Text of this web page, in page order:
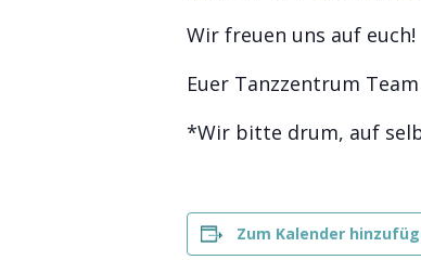
Wir freuen uns auf euch!
Euer Tanzzentrum Team
*Wir bitte drum, auf
Zum Kalender